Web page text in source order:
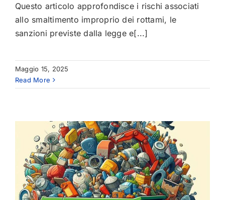
Questo articolo approfondisce i rischi associati
allo smaltimento improprio dei rottami, le
sanzioni previste dalla legge e[...]
Maggio 15, 2025
Read More